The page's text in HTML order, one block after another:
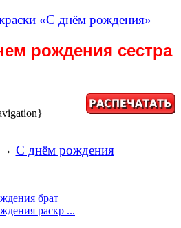
«С днём рождения»
рождения сестра
С днём рождения
брат
раскр ...